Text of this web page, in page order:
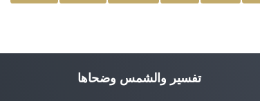
تفسير والشمس وضحاها